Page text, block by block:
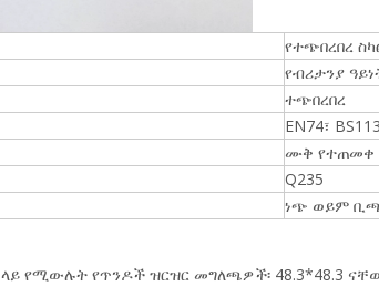
የተጭበረበረ
የብሪታንያ
ተጭበረበረ
EN74፣
ሙቅ የተጠመቀ
Q235
ነጭ ወይም
ላይ የሚውሉት የጥንዶች ዝርዝር መግለጫዎች፡ 48.3*48.3